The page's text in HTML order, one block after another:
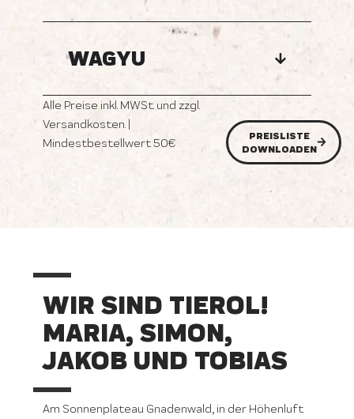
WAGYU
Alle Preise inkl. MWSt. und zzgl.
Versandkosten. |
Mindestbestellwert 50€
PREISLISTE
DOWNLOADEN
WIR SIND TIEROL!
MARIA, SIMON,
JAKOB UND TOBIAS
Am Sonnenplateau Gnadenwald, in der Höhenluft